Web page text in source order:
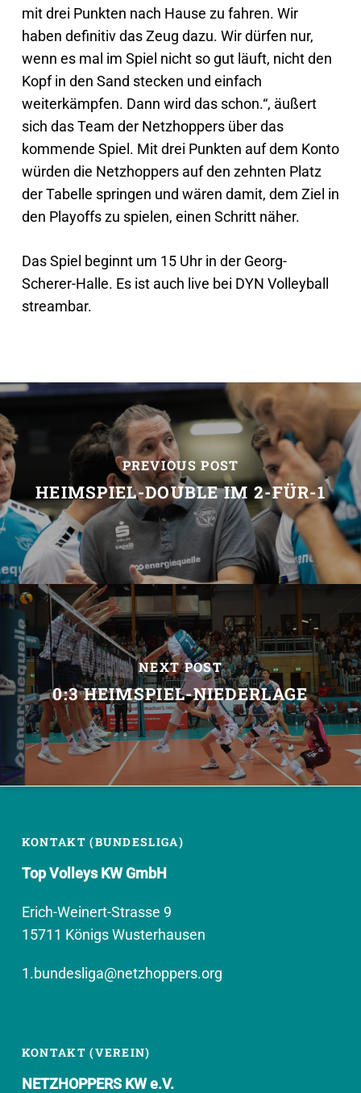
mit drei Punkten nach Hause zu fahren. Wir
haben definitiv das Zeug dazu. Wir dürfen nur,
wenn es mal im Spiel nicht so gut läuft, nicht den
Kopf in den Sand stecken und einfach
weiterkämpfen. Dann wird das schon.“, äußert
sich das Team der Netzhoppers über das
kommende Spiel. Mit drei Punkten auf dem Konto
würden die Netzhoppers auf den zehnten Platz
der Tabelle springen und wären damit, dem Ziel in
den Playoffs zu spielen, einen Schritt näher.
Das Spiel beginnt um 15 Uhr in der Georg-
Scherer-Halle. Es ist auch live bei DYN Volleyball
streambar.
PREVIOUS POST
HEIMSPIEL-DOUBLE IM 2-FÜR-1
NEXT POST
0:3 HEIMSPIEL-NIEDERLAGE
KONTAKT (BUNDESLIGA)
Top Volleys KW GmbH
Erich-Weinert-Strasse 9
15711 Königs Wusterhausen
1.bundesliga@netzhoppers.org
KONTAKT (VEREIN)
NETZHOPPERS KW e.V.